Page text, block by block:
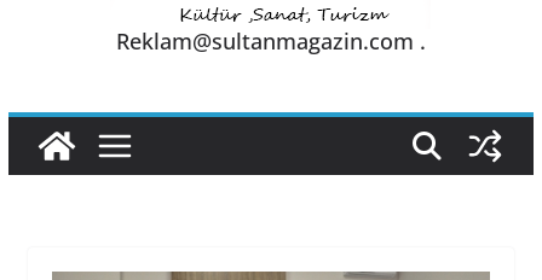
Reklam@sultanmagazin.com .